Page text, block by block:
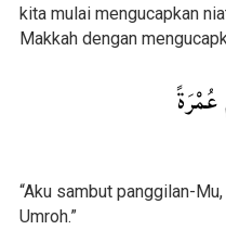
kita mulai mengucapkan
Makkah dengan
عُمْرَةً
“Aku sambut panggilan-
Umroh.”